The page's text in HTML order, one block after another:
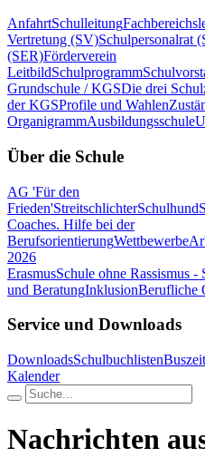
AnfahrtSchulleitung
Vertretung (SV)Schulpersonalrat
(SER)Förderverein
LeitbildSchulprogramm
Grundschule / KGSDie drei
der KGSProfile und Wahlen
OrganigrammAusbildungsschule
Über die Schule
AG 'Für den
Frieden'StreitschlichterSchulhund
Coaches. Hilfe bei der
BerufsorientierungWettbewerbe
2026
ErasmusSchule ohne Rassismus -
und BeratungInklusionBerufliche
Service und Downloads
DownloadsSchulbuchlisten
Kalender
Nachrichten